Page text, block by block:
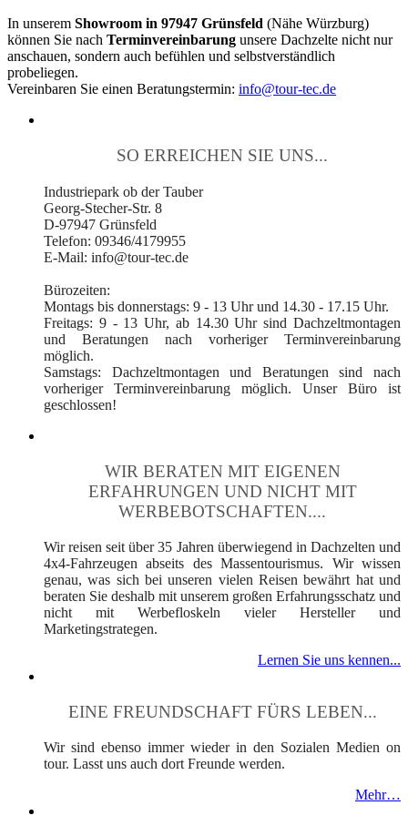
In unserem Showroom in 97947 Grünsfeld (Nähe Würzburg)
können Sie nach Terminvereinbarung unsere Dachzelte nicht nur
anschauen, sondern auch befühlen und selbstverständlich
probeliegen.
Vereinbaren Sie einen Beratungstermin: info@tour-tec.de
SO ERREICHEN SIE UNS...
Industriepark ob der Tauber
Georg-Stecher-Str. 8
D-97947 Grünsfeld
Telefon: 09346/4179955
E-Mail: info@tour-tec.de
Bürozeiten:
Montags bis donnerstags: 9 - 13 Uhr und 14.30 - 17.15 Uhr.
Freitags: 9 - 13 Uhr, ab 14.30 Uhr sind Dachzeltmontagen
und Beratungen nach vorheriger Terminvereinbarung
möglich.
Samstags: Dachzeltmontagen und Beratungen sind nach
vorheriger Terminvereinbarung möglich. Unser Büro ist
geschlossen!
WIR BERATEN MIT EIGENEN
ERFAHRUNGEN UND NICHT MIT
WERBEBOTSCHAFTEN....
Wir reisen seit über 35 Jahren überwiegend in Dachzelten und
4x4-Fahrzeugen abseits des Massentourismus. Wir wissen
genau, was sich bei unseren vielen Reisen bewährt hat und
beraten Sie deshalb mit unserem großen Erfahrungsschatz und
nicht mit Werbefloskeln vieler Hersteller und
Marketingstrategen.
Lernen Sie uns kennen...
EINE FREUNDSCHAFT FÜRS LEBEN...
Wir sind ebenso immer wieder in den Sozialen Medien on
tour. Lasst uns auch dort Freunde werden.
Mehr…